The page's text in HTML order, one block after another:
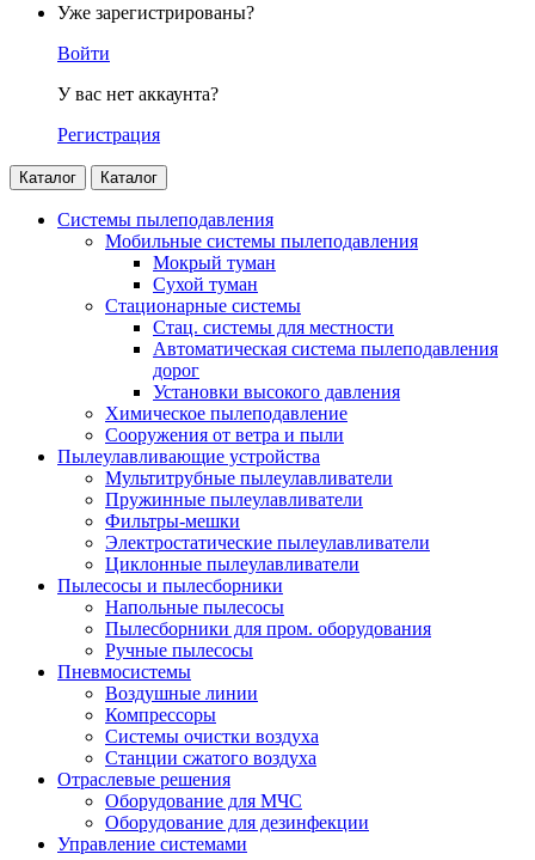
Уже зарегистрированы?
Войти
У вас нет аккаунта?
Регистрация
Каталог Каталог
Системы пылеподавления
Мобильные системы пылеподавления
Мокрый туман
Сухой туман
Стационарные системы
Стац. системы для местности
Автоматическая система пылеподавления
дорог
Установки высокого давления
Химическое пылеподавление
Сооружения от ветра и пыли
Пылеулавливающие устройства
Мультитрубные пылеулавливатели
Пружинные пылеулавливатели
Фильтры-мешки
Электростатические пылеулавливатели
Циклонные пылеулавливатели
Пылесосы и пылесборники
Напольные пылесосы
Пылесборники для пром. оборудования
Ручные пылесосы
Пневмосистемы
Воздушные линии
Компрессоры
Системы очистки воздуха
Станции сжатого воздуха
Отраслевые решения
Оборудование для МЧС
Оборудование для дезинфекции
Управление системами